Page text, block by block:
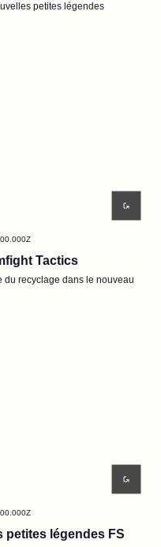
petites légendes
Tactics
du recyclage dans le nouveau
petites légendes FS